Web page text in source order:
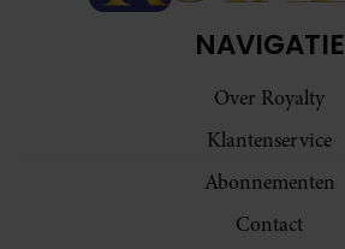
NAVIGATIE
Over Royalty
Klantenservice
Abonnementen
Contact